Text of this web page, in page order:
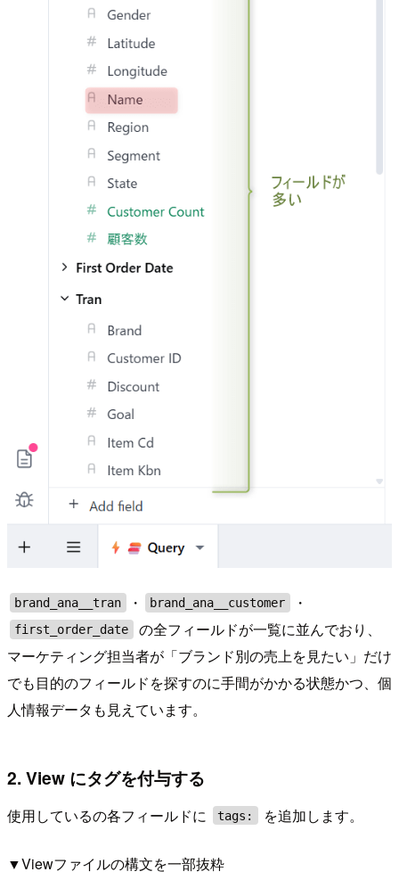
brand_ana__tran ・ brand_ana__customer ・
first_order_date
の全フィールドが一覧に並んでおり、
マーケティング担当者が「ブランド別の売上を見たい」だけ
でも目的のフィールドを探すのに手間がかかる状態かつ、個
人情報データも見えています。
2. View にタグを付与する
使用しているの各フィールドに tags: を追加します。
▼Viewファイルの構文を一部抜粋